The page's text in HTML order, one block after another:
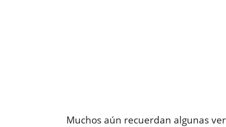
Muchos aún recuerdan algunas